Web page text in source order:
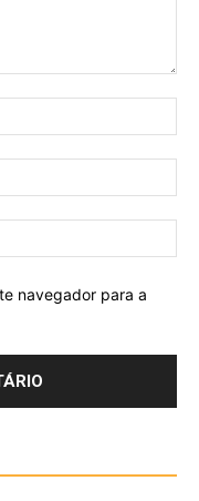
navegador para a